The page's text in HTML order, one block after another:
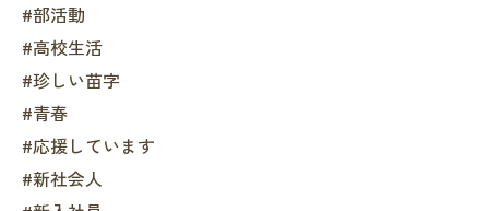
#部活動
#高校生活
#珍しい苗字
#青春
#応援しています
#新社会人